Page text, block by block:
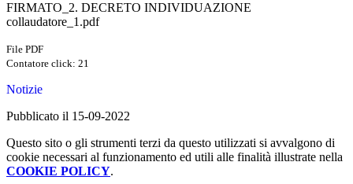
FIRMATO_2. DECRETO INDIVIDUAZIONE
collaudatore_1.pdf
File PDF
Contatore click: 21
Notizie
Pubblicato il 15-09-2022
Questo sito o gli strumenti terzi da questo utilizzati si avvalgono di
cookie necessari al funzionamento ed utili alle finalità illustrate nella
COOKIE POLICY.